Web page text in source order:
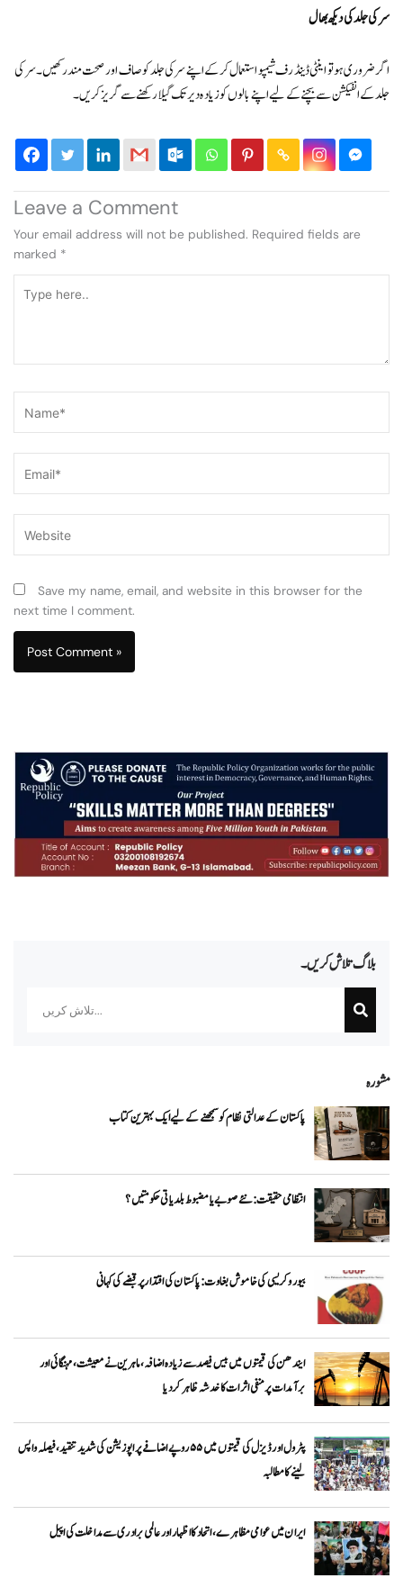
بلاگ تلاش کریں۔
مشورہ
پاکستان کے عدالتی نظام کو سمجھنے کے لیے ایک بہترین کتاب
انتظامی حقیقت: نئے صوبے یا مضبوط بلدیاتی حکومتیں؟
بیوروکریسی کی خاموش بغاوت: پاکستان کی اقتدار پر قبضے کی کہانی
ایندھن کی قیمتوں میں بیس فیصد سے زیادہ اضافہ، ماہرین نے معیشت، مہنگائی اور
برآمدات پر منفی اثرات کا خدشہ ظاہر کر دیا
پٹرول اور ڈیزل کی قیمتوں میں ۵۵ روپے اضافے پر اپوزیشن کی شدید تنقید، فیصلہ واپس
لینے کا مطالبہ
ایران میں عوامی مظاہرے، اتحاد کا اظہار اور عالمی برادری سے مداخلت کی اپیل
سر کی جلد کی دیکھ بھال
اگر ضروری ہو تو اینٹی ڈینڈرف شیمپو استعمال کرکے اپنے سر کی جلد کو صاف اور صحت مند رکھیں۔ سر کی
جلد کے انفیکشن سے بچنے کے لیے اپنے بالوں کو زیادہ دیر تک گیلا رکھنے سے گریز کریں۔
Leave a Comment
Your email address will not be published. Required fields are
marked *
here..
Save my name, email, and website in this browser for the
next time I comment.